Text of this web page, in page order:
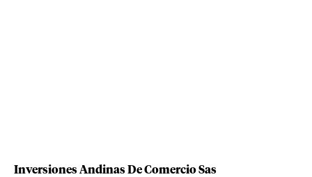
Inversiones Andinas De Comercio Sas